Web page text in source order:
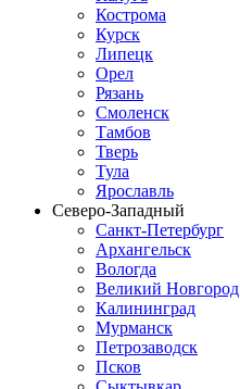
Кострома
Курск
Липецк
Орел
Рязань
Смоленск
Тамбов
Тверь
Тула
Ярославль
Северо-Западный
Санкт-Петербург
Архангельск
Вологда
Великий Новгород
Калининград
Мурманск
Петрозаводск
Псков